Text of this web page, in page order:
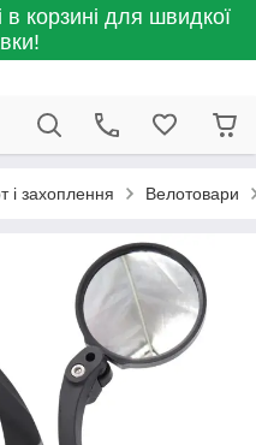
корзині для швидкої
і захоплення Велотовари